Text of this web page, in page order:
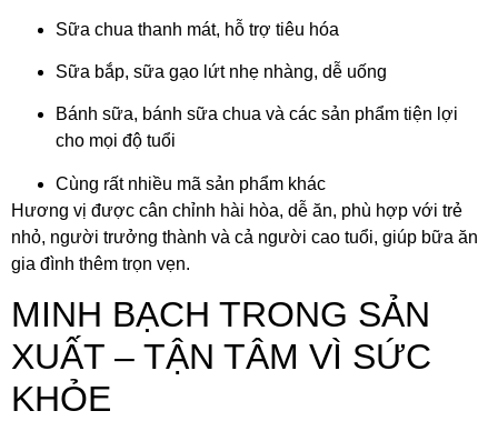
Sữa chua thanh mát, hỗ trợ tiêu hóa
Sữa bắp, sữa gạo lứt nhẹ nhàng, dễ uống
Bánh sữa, bánh sữa chua và các sản phẩm tiện lợi
cho mọi độ tuổi
Cùng rất nhiều mã sản phẩm khác
Hương vị được cân chỉnh hài hòa, dễ ăn, phù hợp với trẻ
nhỏ, người trưởng thành và cả người cao tuổi, giúp bữa ăn
gia đình thêm trọn vẹn.
MINH BẠCH TRONG SẢN
XUẤT – TẬN TÂM VÌ SỨC
KHỎE